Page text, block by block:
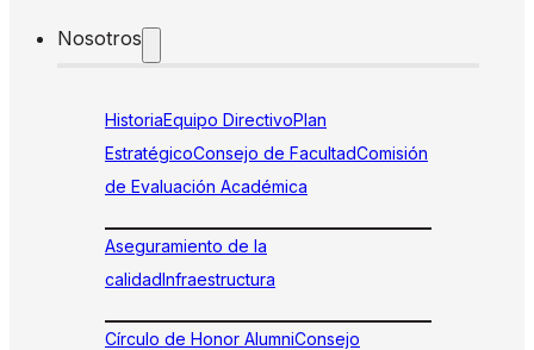
Nosotros
HistoriaEquipo DirectivoPlan
EstratégicoConsejo de FacultadComisión
de Evaluación Académica
Aseguramiento de la
calidadInfraestructura
Círculo de Honor AlumniConsejo